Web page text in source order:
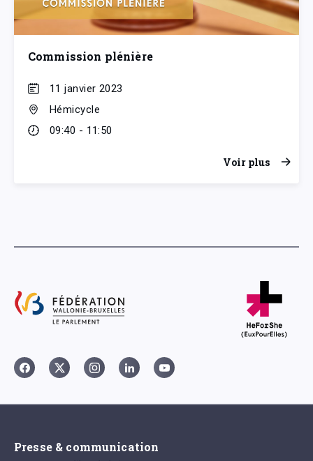
Commission plénière
11 janvier 2023
Hémicycle
09:40 - 11:50
Voir plus
Presse & communication